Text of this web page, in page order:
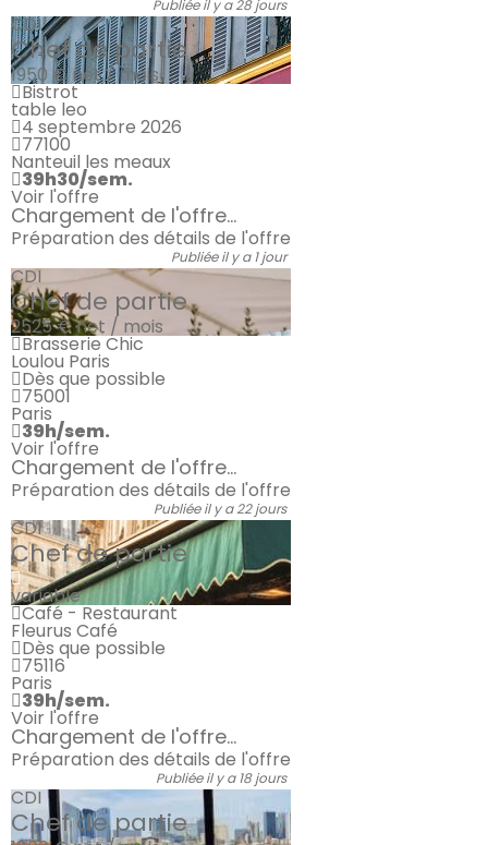
Publiée il y a 28 jours
CDI
Chef de partie
1950 €net / mois
Bistrot
table leo
4 septembre 2026
77100
Nanteuil les meaux
39h30/sem.
Voir l'offre
Chargement de l'offre...
Préparation des détails de l'offre
Publiée il y a 1 jour
CDI
Chef de partie
2525 €net / mois
Brasserie Chic
Loulou Paris
Dès que possible
75001
Paris
39h/sem.
Voir l'offre
Chargement de l'offre...
Préparation des détails de l'offre
Publiée il y a 22 jours
CDI
Chef de partie
variable
Café - Restaurant
Fleurus Café
Dès que possible
75116
Paris
39h/sem.
Voir l'offre
Chargement de l'offre...
Préparation des détails de l'offre
Publiée il y a 18 jours
CDI
Chef de partie